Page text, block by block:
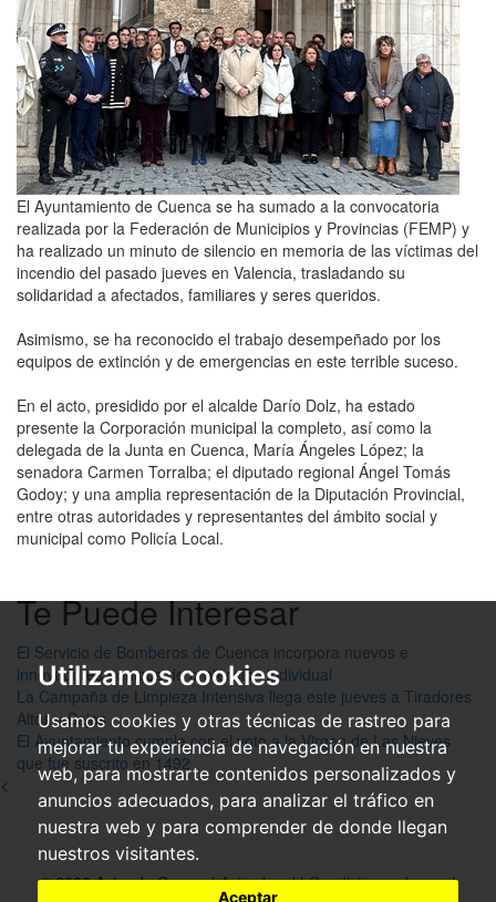
Utilizamos cookies
Usamos cookies y otras técnicas de rastreo para
mejorar tu experiencia de navegación en nuestra
web, para mostrarte contenidos personalizados y
anuncios adecuados, para analizar el tráfico en
nuestra web y para comprender de donde llegan
nuestros visitantes.
Aceptar
El Ayuntamiento de Cuenca se ha sumado a la convocatoria
realizada por la Federación de Municipios y Provincias (FEMP) y
ha realizado un minuto de silencio en memoria de las víctimas del
incendio del pasado jueves en Valencia, trasladando su
solidaridad a afectados, familiares y seres queridos.
Asimismo, se ha reconocido el trabajo desempeñado por los
equipos de extinción y de emergencias en este terrible suceso.
En el acto, presidido por el alcalde Darío Dolz, ha estado
presente la Corporación municipal la completo, así como la
delegada de la Junta en Cuenca, María Ángeles López; la
senadora Carmen Torralba; el diputado regional Ángel Tomás
Godoy; y una amplia representación de la Diputación Provincial,
entre otras autoridades y representantes del ámbito social y
municipal como Policía Local.
Te Puede Interesar
El Servicio de Bomberos de Cuenca incorpora nuevos e
innovadores equipos de protección individual
La Campaña de Limpieza Intensiva llega este jueves a Tiradores
Altos y Bajos
El Ayuntamiento cumple con el voto a la Virgen de Las Nieves
que fue suscrito en 1492
<
© 2026 Ayto. de Cuenca|Aviso legal|Condiciones de uso|